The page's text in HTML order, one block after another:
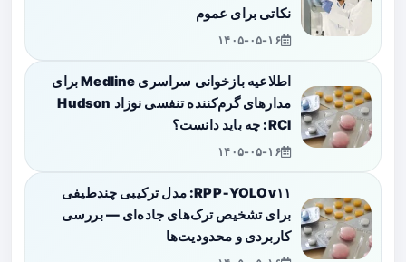
نکاتی برای عموم
۱۴۰۵-۰۵-۱۶
اطلاعیه بازخوانی سراسری Medline برای
مدارهای گرم‌کننده تنفسی نوزاد Hudson
RCI: چه باید دانست؟
۱۴۰۵-۰۵-۱۶
RPP‑YOLOv۱۱: مدل ترکیبی چندطیفی
برای تشخیص ترک‌های جاده‌ای — بررسی
کاربردی و محدودیت‌ها